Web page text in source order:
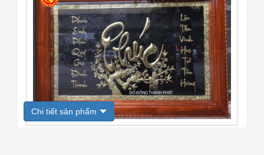
Chi tiết sản phẩm